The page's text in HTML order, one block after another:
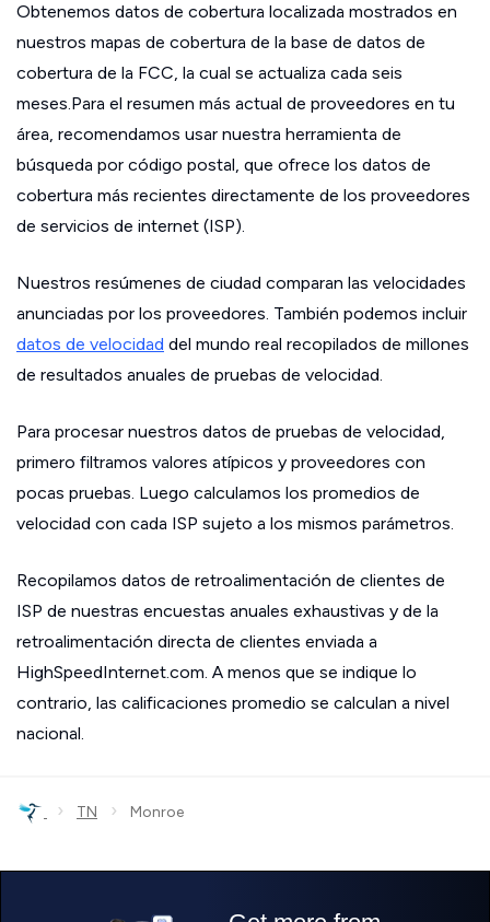
Obtenemos datos de cobertura localizada mostrados en
nuestros mapas de cobertura de la base de datos de
cobertura de la FCC, la cual se actualiza cada seis
meses.Para el resumen más actual de proveedores en tu
área, recomendamos usar nuestra herramienta de
búsqueda por código postal, que ofrece los datos de
cobertura más recientes directamente de los proveedores
de servicios de internet (ISP).
Nuestros resúmenes de ciudad comparan las velocidades
anunciadas por los proveedores. También podemos incluir
datos de velocidad del mundo real recopilados de millones
de resultados anuales de pruebas de velocidad.
Para procesar nuestros datos de pruebas de velocidad,
primero filtramos valores atípicos y proveedores con
pocas pruebas. Luego calculamos los promedios de
velocidad con cada ISP sujeto a los mismos parámetros.
Recopilamos datos de retroalimentación de clientes de
ISP de nuestras encuestas anuales exhaustivas y de la
retroalimentación directa de clientes enviada a
HighSpeedInternet.com. A menos que se indique lo
contrario, las calificaciones promedio se calculan a nivel
nacional.
› TN › Monroe